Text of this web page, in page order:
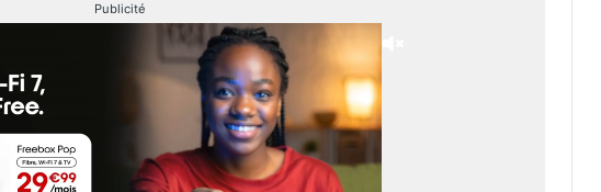
Publicité